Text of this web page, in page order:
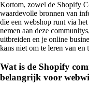
Kortom, zowel de Shopify
waardevolle bronnen van
die een webshop runt via
nemen aan deze
uitbreiden en je online
kans niet om te leren van en
Wat is de Shopify
belangrijk voor